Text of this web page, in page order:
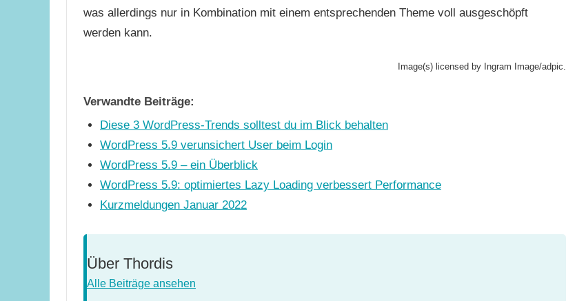
was allerdings nur in Kombination mit einem entsprechenden Theme voll ausgeschöpft
werden kann.
Image(s) licensed by Ingram Image/adpic.
Verwandte Beiträge:
Diese 3 WordPress-Trends solltest du im Blick behalten
WordPress 5.9 verunsichert User beim Login
WordPress 5.9 – ein Überblick
WordPress 5.9: optimiertes Lazy Loading verbessert Performance
Kurzmeldungen Januar 2022
Über Thordis
Alle Beiträge ansehen